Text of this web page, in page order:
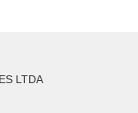
LTDA